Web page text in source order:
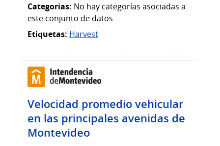
Categorias: No hay categorías asociadas a
este conjunto de datos
Etiquetas: Harvest
Velocidad promedio vehicular
en las principales avenidas de
Montevideo